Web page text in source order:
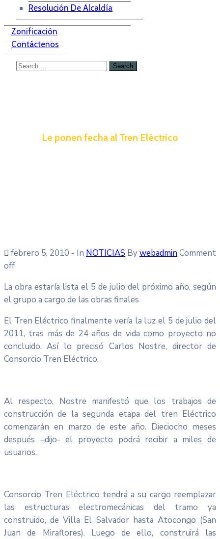
Resolución De Alcaldía
Zonificación
Contáctenos
Le ponen fecha al Tren Eléctrico
febrero 5, 2010 - In NOTICIAS BywebadminComment
off
La obra estaría lista el 5 de julio del próximo año, según
el grupo a cargo de las obras finales
El Tren Eléctrico finalmente vería la luz el 5 de julio del
2011, tras más de 24 años de vida como proyecto no
concluido. Así lo precisó Carlos Nostre, director de
Consorcio Tren Eléctrico.
Al respecto, Nostre manifestó que los trabajos de
construcción de la segunda etapa del tren Eléctrico
comenzarán en marzo de este año. Dieciocho meses
después –dijo- el proyecto podrá recibir a miles de
usuarios.
Consorcio Tren Eléctrico tendrá a su cargo reemplazar
las estructuras electromecánicas del tramo ya
construido, de Villa El Salvador hasta Atocongo (San
Juan de Miraflores). Luego de ello, construirá las